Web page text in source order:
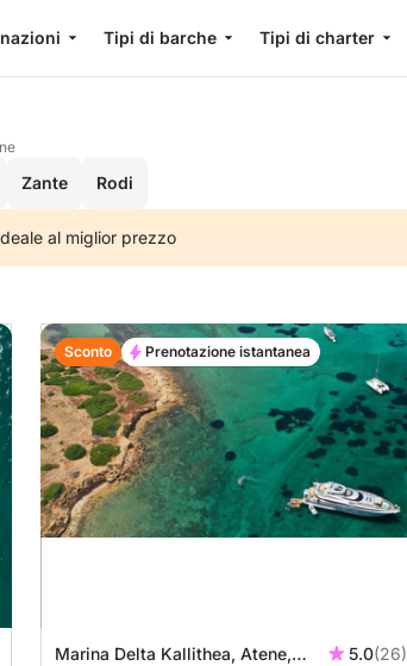
Tipi di barche Tipi di charter
Zante Rodi
al miglior prezzo
Marina Delta Kallithea, Atene,
5.0(26)
Sconto Prenotazione istantanea